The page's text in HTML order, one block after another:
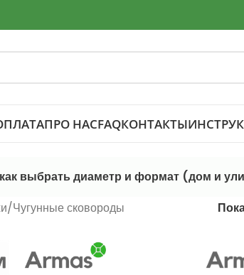
ПРО НАСFAQКОНТАКТЫ
выбрать диаметр и формат (дом и
Чугунные сковороды